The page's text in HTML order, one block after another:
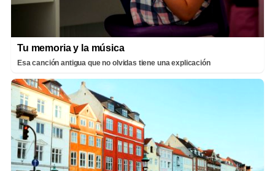
Tu memoria y la música
Esa canción antigua que no olvidas tiene una explicación